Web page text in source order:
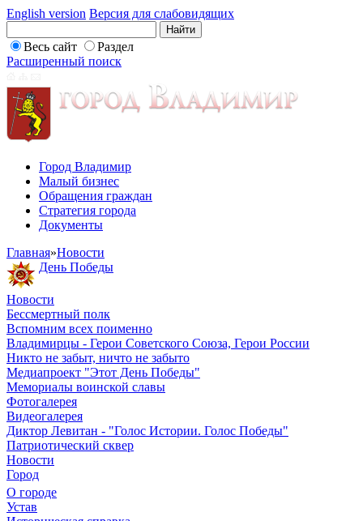
English version Версия для слабовидящих
Весь сайт
Раздел
Расширенный поиск
Город Владимир
Малый бизнес
Обращения граждан
Стратегия города
Документы
Главная»Новости
День Победы
Новости
Бессмертный полк
Вспомним всех поименно
Владимирцы - Герои Советского Союза, Герои России
Никто не забыт, ничто не забыто
Медиапроект "Этот День Победы"
Мемориалы воинской славы
Фотогалерея
Видеогалерея
Диктор Левитан - "Голос Истории. Голос Победы"
Патриотический сквер
Новости
Город
О городе
Устав